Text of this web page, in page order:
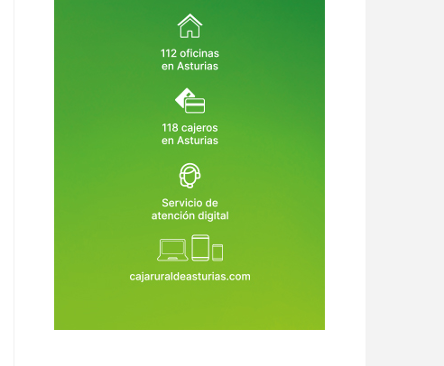
Cabueñes vuelve a empezar: 147
millones, 13.500 metros más y al
menos 26 meses de obras